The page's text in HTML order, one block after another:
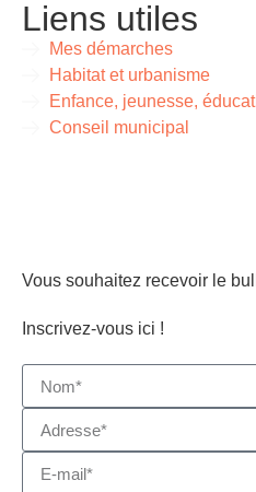
Liens utiles
Mes démarches
Habitat et urbanisme
Enfance, jeunesse,
Conseil municipal
Vous souhaitez recevoir le
Inscrivez-vous ici !